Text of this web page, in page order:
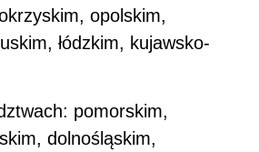
opolskim,
łódzkim, kujawsko-
pomorskim,
dolnośląskim,